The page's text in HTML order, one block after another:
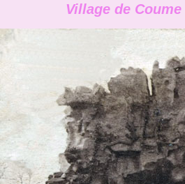
Village de